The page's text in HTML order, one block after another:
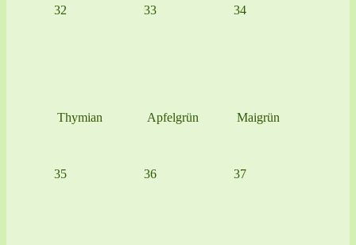
32
Thymian
33
Apfelgrün
34
Maigrün
35 36 37